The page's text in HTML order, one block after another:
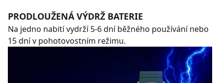
PRODLOUŽENÁ VÝDRŽ BATERIE
Na jedno nabití vydrží 5-6 dní běžného používání nebo
15 dní v pohotovostním režimu.